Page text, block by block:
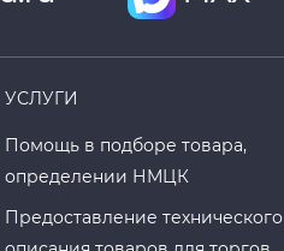
УСЛУГИ
Помощь в подборе товара,
определении НМЦК
Предоставление технического